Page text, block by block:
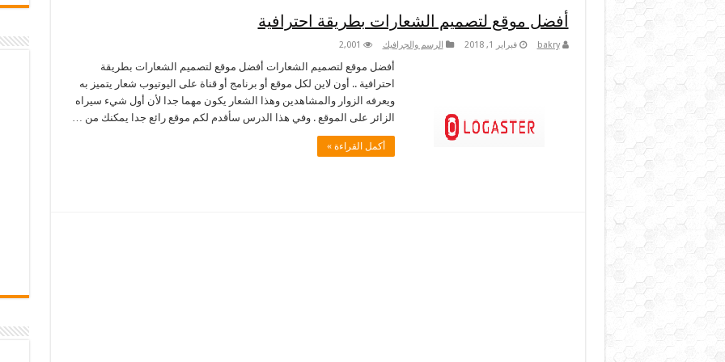
أفضل موقع لتصميم الشعارات بطريقة احترافية
bakry فبراير 1, 2018 الرسم والجرافيك 2,001
أفضل موقع لتصميم الشعارات أفضل موقع لتصميم الشعارات بطريقة
احترافية .. أون لاين لكل موقع أو برنامج أو قناة على اليوتيوب شعار يتميز به
ويعرفه الزوار والمشاهدين وهذا الشعار يكون مهما جدا لأن أول شيء سيراه
الزائر على الموقع . وفي هذا الدرس سأقدم لكم موقع رائع جدا يمكنك من …
أكمل القراءة »